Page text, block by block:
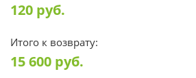
120 руб.
Итого к возврату:
15 600 руб.